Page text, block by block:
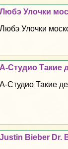
Любэ Улочки
Любэ Улочки
А-Студио Такие
А-Студио Такие
Justin Bieber Dr.